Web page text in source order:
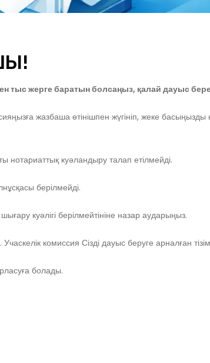
тыс жерге баратын болсаңыз, қалай дауыс
жазбаша өтінішпен жүгініп, жеке
нотариаттық куәландыру талап етілмейді.
берілмейді.
куәлігі берілмейтініне назар аударыңыз.
комиссия Сізді дауыс беруге арналған
болады.